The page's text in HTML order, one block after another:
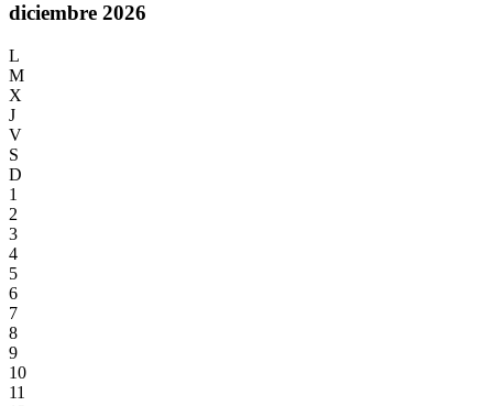
diciembre 2026
L
M
X
J
V
S
D
1
2
3
4
5
6
7
8
9
10
11